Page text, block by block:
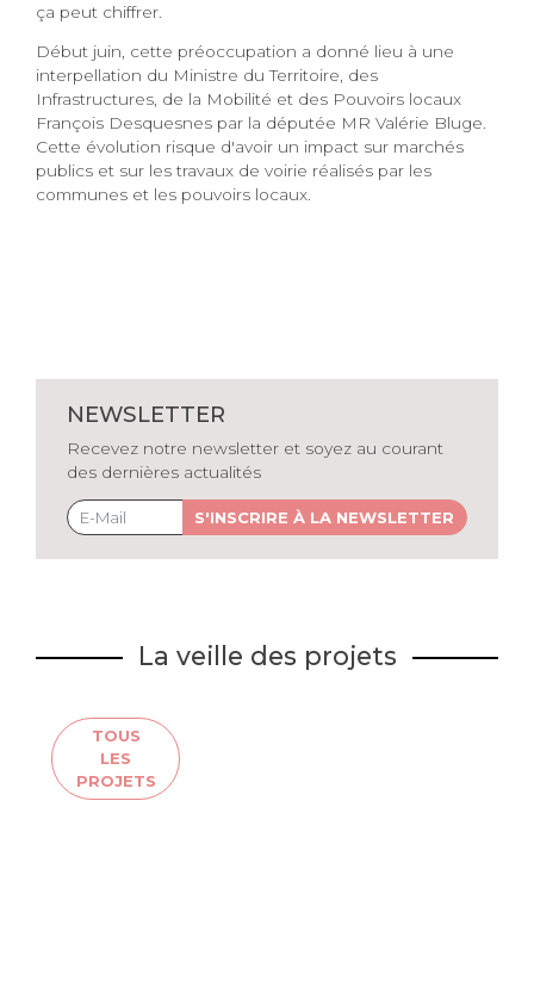
ça peut chiffrer.
Début juin, cette préoccupation a donné lieu à une
interpellation du Ministre du Territoire, des
Infrastructures, de la Mobilité et des Pouvoirs locaux
François Desquesnes par la députée MR Valérie Bluge.
Cette évolution risque d'avoir un impact sur marchés
publics et sur les travaux de voirie réalisés par les
communes et les pouvoirs locaux.
NEWSLETTER
Recevez notre newsletter et soyez au courant
des dernières actualités
S'INSCRIRE À LA NEWSLETTER
La veille des projets
TOUS
LES
PROJETS